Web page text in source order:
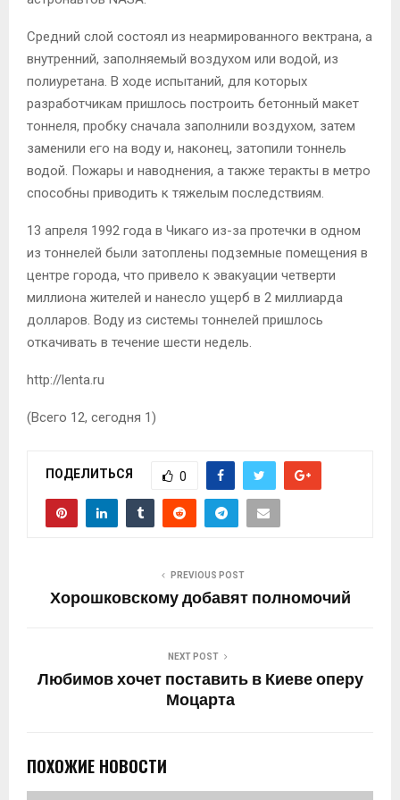
Средний слой состоял из неармированного вектрана, а
внутренний, заполняемый воздухом или водой, из
полиуретана. В ходе испытаний, для которых
разработчикам пришлось построить бетонный макет
тоннеля, пробку сначала заполнили воздухом, затем
заменили его на воду и, наконец, затопили тоннель
водой. Пожары и наводнения, а также теракты в метро
способны приводить к тяжелым последствиям.
13 апреля 1992 года в Чикаго из-за протечки в одном
из тоннелей были затоплены подземные помещения в
центре города, что привело к эвакуации четверти
миллиона жителей и нанесло ущерб в 2 миллиарда
долларов. Воду из системы тоннелей пришлось
откачивать в течение шести недель.
http://lenta.ru
(Всего 12, сегодня 1)
ПОДЕЛИТЬСЯ 0
PREVIOUS POST
Хорошковскому добавят полномочий
NEXT POST
Любимов хочет поставить в Киеве оперу
Моцарта
ПОХОЖИЕ НОВОСТИ